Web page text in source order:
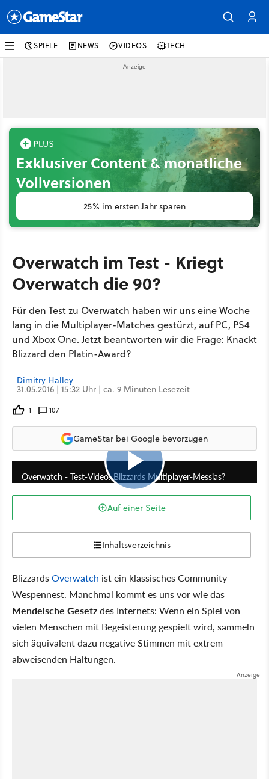
SPIELE NEWS VIDEOS TECH
Exklusiver Content & monatliche
Vollversionen
25% im ersten Jahr sparen
Overwatch im Test - Kriegt
Overwatch die 90?
Für den Test zu Overwatch haben wir uns eine Woche
lang in die Multiplayer-Matches gestürzt, auf PC, PS4
und Xbox One. Jetzt beantworten wir die Frage: Knackt
Blizzard den Platin-Award?
Dimitry Halley
31.05.2016 | 15:32 Uhr | ca. 9 Minuten Lesezeit
1 107
GameStar bei Google bevorzugen
5:45
Overwatch - Test-Video: Blizzards Multiplayer-Messias?
Auf einer Seite
Inhaltsverzeichnis
BlizzardsOverwatch ist ein klassisches Community-
Wespennest. Manchmal kommt es uns vor wie das
Mendelsche Gesetzdes Internets: Wenn ein Spiel von
vielen Menschen mit Begeisterung gespielt wird, sammeln
sich äquivalent dazu negative Stimmen mit extrem
abweisenden Haltungen.